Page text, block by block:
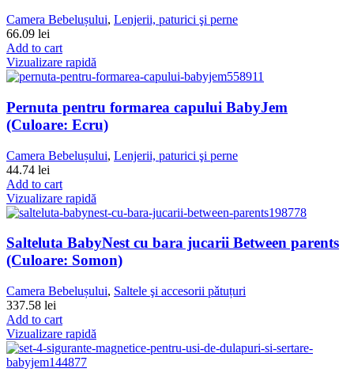
Camera Bebelușului, Lenjerii, paturici şi perne
66.09 lei
Add to cart
Vizualizare rapidă
Pernuta pentru formarea capului BabyJem
(Culoare: Ecru)
Camera Bebelușului, Lenjerii, paturici şi perne
44.74 lei
Add to cart
Vizualizare rapidă
Salteluta BabyNest cu bara jucarii Between parents
(Culoare: Somon)
Camera Bebelușului, Saltele şi accesorii pǎtuțuri
337.58 lei
Add to cart
Vizualizare rapidă